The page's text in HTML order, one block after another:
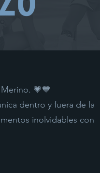
💗💙
dentro y fuera de la
inolvidables con